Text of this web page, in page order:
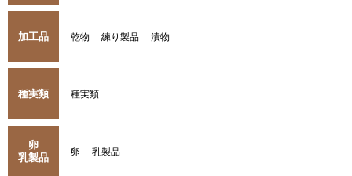
加工品 乾物 練り製品 漬物
種実類 種実類
卵
乳製品
卵 乳製品